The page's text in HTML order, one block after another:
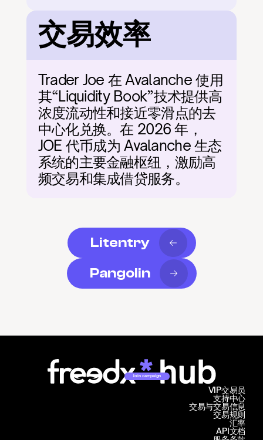
交易效率
Trader Joe 在 Avalanche 使用
其“Liquidity Book”技术提供高
浓度流动性和接近零滑点的去
中心化兑换。在 2026 年，
JOE 代币成为 Avalanche 生态
系统的主要金融枢纽，激励高
频交易和集成借贷服务。
Litentry
Pangolin
Join campaign
支持中心
交易与交易信息
VIP交易员
交易规则
汇率
API文档